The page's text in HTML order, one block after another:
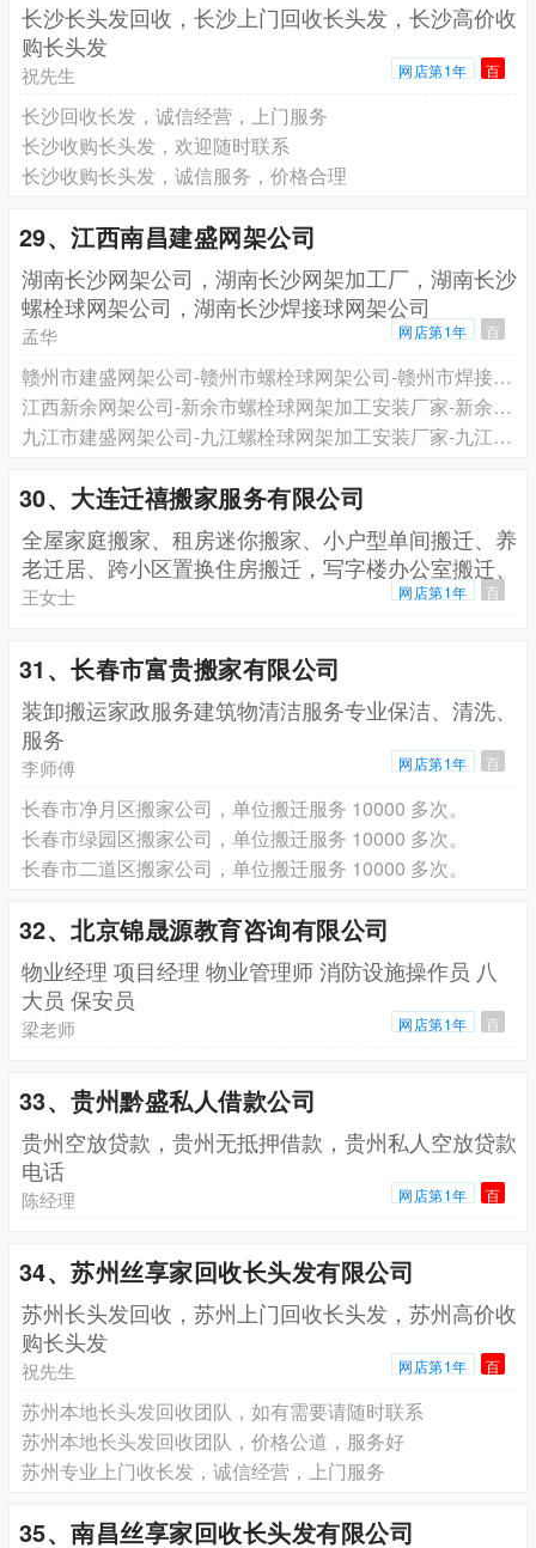
长沙长头发回收，长沙上门回收长头发，长沙高价收
购长头发
祝先生 网店第1年 百
长沙回收长发，诚信经营，上门服务
长沙收购长头发，欢迎随时联系
长沙收购长头发，诚信服务，价格合理
29、江西南昌建盛网架公司
湖南长沙网架公司，湖南长沙网架加工厂，湖南长沙
螺栓球网架公司，湖南长沙焊接球网架公司
孟华 网店第1年 百
赣州市建盛网架公司-赣州市螺栓球网架公司-赣州市焊接球网架公司
江西新余网架公司-新余市螺栓球网架加工安装厂家-新余网架厂家
九江市建盛网架公司-九江螺栓球网架加工安装厂家-九江球形网架公司
30、大连迁禧搬家服务有限公司
全屋家庭搬家、租房迷你搬家、小户型单间搬迁、养
老迁居、跨小区置换住房搬迁，写字楼办公室搬迁、
商铺门店
王女士 网店第1年 百
31、长春市富贵搬家有限公司
装卸搬运家政服务建筑物清洁服务专业保洁、清洗、
服务
李师傅 网店第1年 百
长春市净月区搬家公司，单位搬迁服务 10000 多次。
长春市绿园区搬家公司，单位搬迁服务 10000 多次。
长春市二道区搬家公司，单位搬迁服务 10000 多次。
32、北京锦晟源教育咨询有限公司
物业经理 项目经理 物业管理师 消防设施操作员 八
大员 保安员
梁老师 网店第1年 百
33、贵州黔盛私人借款公司
贵州空放贷款，贵州无抵押借款，贵州私人空放贷款
电话
陈经理 网店第1年 百
34、苏州丝享家回收长头发有限公司
苏州长头发回收，苏州上门回收长头发，苏州高价收
购长头发
祝先生 网店第1年 百
苏州本地长头发回收团队，如有需要请随时联系
苏州本地长头发回收团队，价格公道，服务好
苏州专业上门收长发，诚信经营，上门服务
35、南昌丝享家回收长头发有限公司